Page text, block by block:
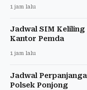
1 jam lalu
Jadwal SIM
Kantor Pemda
1 jam lalu
Jadwal
Polsek Ponjong